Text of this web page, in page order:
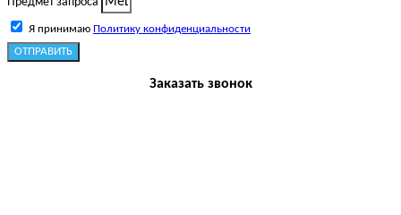
Я принимаю Политику конфиденциальности
ОТПРАВИТЬ
Заказать звонок